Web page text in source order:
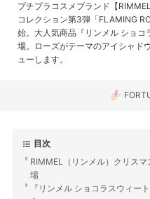
プチプラコスメブランド【
コレクション第3弾「FLAMING
始。大人気商品『リンメル ショ
場。ローズがテーマのアイシャド
ューします。
目次
RIMMEL（リンメル）クリス
場
『リンメル ショコラスウィー